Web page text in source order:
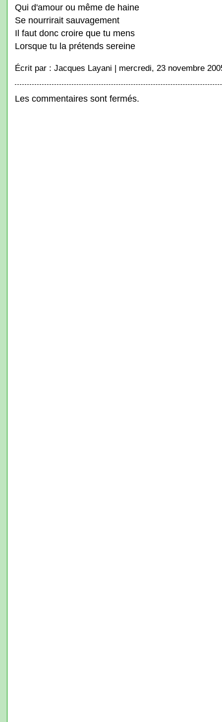
Qui d'amour ou même de haine
Se nourrirait sauvagement
Il faut donc croire que tu mens
Lorsque tu la prétends sereine
Écrit par : Jacques Layani | mercredi, 23 novembre
Les commentaires sont fermés.